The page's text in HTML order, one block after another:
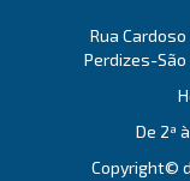
Rua
Perdizes-São
De 2ª
Copyright©